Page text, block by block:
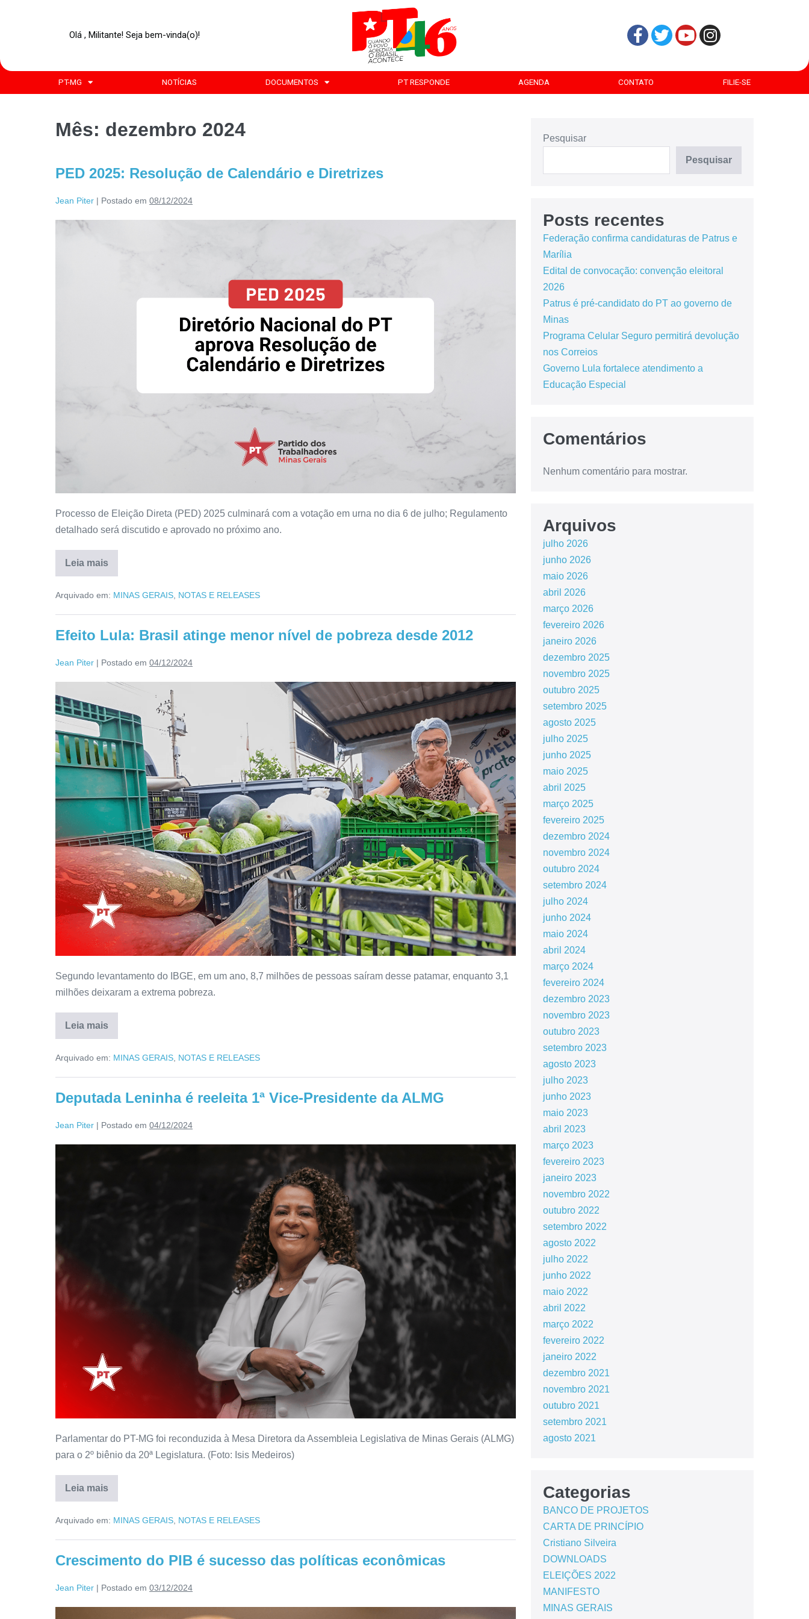
Olá , Militante! Seja bem-vinda(o)!
PT-MG NOTÍCIAS DOCUMENTOS PT RESPONDE AGENDA CONTATO FILIE-SE
Mês: dezembro 2024
PED 2025: Resolução de Calendário e Diretrizes
Jean Piter | Postado em 08/12/2024
Processo de Eleição Direta (PED) 2025 culminará com a votação em urna no dia 6 de julho; Regulamento
detalhado será discutido e aprovado no próximo ano.
Leia mais
Arquivado em: MINAS GERAIS, NOTAS E RELEASES
Efeito Lula: Brasil atinge menor nível de pobreza desde 2012
Jean Piter | Postado em 04/12/2024
Segundo levantamento do IBGE, em um ano, 8,7 milhões de pessoas saíram desse patamar, enquanto 3,1
milhões deixaram a extrema pobreza.
Leia mais
Arquivado em: MINAS GERAIS, NOTAS E RELEASES
Deputada Leninha é reeleita 1ª Vice-Presidente da ALMG
Jean Piter | Postado em 04/12/2024
Parlamentar do PT-MG foi reconduzida à Mesa Diretora da Assembleia Legislativa de Minas Gerais (ALMG)
para o 2º biênio da 20ª Legislatura. (Foto: Isis Medeiros)
Leia mais
Arquivado em: MINAS GERAIS NOTAS E RELEASES
Crescimento do PIB é sucesso das políticas econômicas
Jean Piter | Postado em 03/12/2024
Pesquisar
Pesquisar
Posts recentes
Federação confirma candidaturas de Patrus e
Marília
Edital de convocação: convenção eleitoral
2026
Patrus é pré-candidato do PT ao governo de
Minas
Programa Celular Seguro permitirá devolução
nos Correios
Governo Lula fortalece atendimento a
Educação Especial
Comentários
Nenhum comentário para mostrar.
Arquivos
julho 2026
junho 2026
maio 2026
abril 2026
março 2026
fevereiro 2026
janeiro 2026
dezembro 2025
novembro 2025
outubro 2025
setembro 2025
agosto 2025
julho 2025
junho 2025
maio 2025
abril 2025
março 2025
fevereiro 2025
dezembro 2024
novembro 2024
outubro 2024
setembro 2024
julho 2024
junho 2024
maio 2024
abril 2024
março 2024
fevereiro 2024
dezembro 2023
novembro 2023
outubro 2023
setembro 2023
agosto 2023
julho 2023
junho 2023
maio 2023
abril 2023
março 2023
fevereiro 2023
janeiro 2023
novembro 2022
outubro 2022
setembro 2022
agosto 2022
julho 2022
junho 2022
maio 2022
abril 2022
março 2022
fevereiro 2022
janeiro 2022
dezembro 2021
novembro 2021
outubro 2021
setembro 2021
agosto 2021
Categorias
BANCO DE PROJETOS
CARTA DE PRINCÍPIO
Cristiano Silveira
DOWNLOADS
ELEIÇÕES 2022
MANIFESTO
MINAS GERAIS